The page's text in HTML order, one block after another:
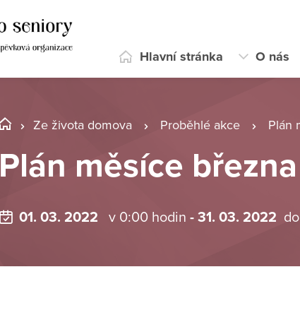
Hlavní stránka O nás
Ze života domova Proběhlé akce Plán
Plán měsíce
01. 03. 2022 v 0:00 hodin - 31. 03. 2022